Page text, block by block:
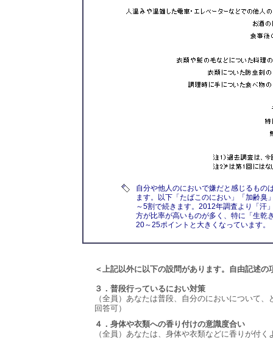
自分や他人のにおいで嫌だと感じるもの
ます。以下「たばこのにおい」「加齢臭
～5割で続きます。2012年調査より「汗
方が比率が高いものが多く、特に「生乾
20～25ポイントと大きくなっています
＜上記以外に以下の設問があります。自由記述の
３．普段行っているにおい対策
（全員）あなたは普段、自分のにおいについて
回答可）
４．身体や衣類への香り付けの意識度合い
（全員）あなたは、身体や衣類などに香りが付